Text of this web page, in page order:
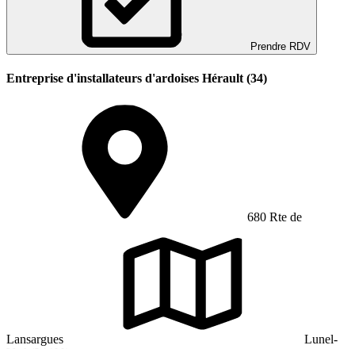
Prendre RDV
Entreprise d'installateurs d'ardoises Hérault (34)
680 Rte de
Lansargues
Lunel-